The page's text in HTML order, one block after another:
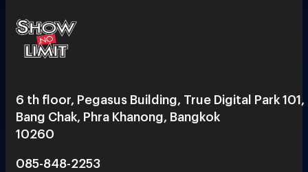
6 th floor, Pegasus Building, True Digital Park 101,
Bang Chak, Phra Khanong, Bangkok
10260
085-848-2253